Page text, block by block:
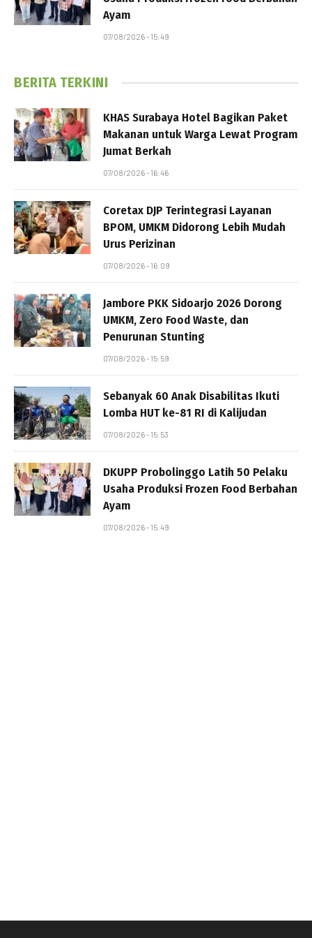
Ayam
07/08/2026 - 15:49
BERITA TERKINI
KHAS Surabaya Hotel Bagikan Paket
Makanan untuk Warga Lewat Program
Jumat Berkah
07/08/2026 - 16:46
Coretax DJP Terintegrasi Layanan
BPOM, UMKM Didorong Lebih Mudah
Urus Perizinan
07/08/2026 - 16:09
Jambore PKK Sidoarjo 2026 Dorong
UMKM, Zero Food Waste, dan
Penurunan Stunting
07/08/2026 - 15:59
Sebanyak 60 Anak Disabilitas Ikuti
Lomba HUT ke-81 RI di Kalijudan
07/08/2026 - 15:53
DKUPP Probolinggo Latih 50 Pelaku
Usaha Produksi Frozen Food Berbahan
Ayam
07/08/2026 - 15:49